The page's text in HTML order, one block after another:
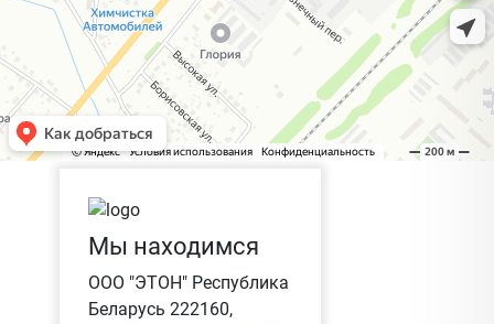
Мы находимся
ООО "ЭТОН" Республика
Беларусь 222160,